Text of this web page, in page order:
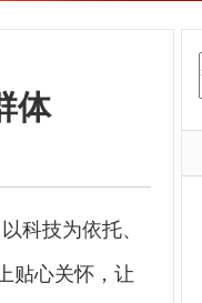
体​
科技为依托、
贴心关怀，让